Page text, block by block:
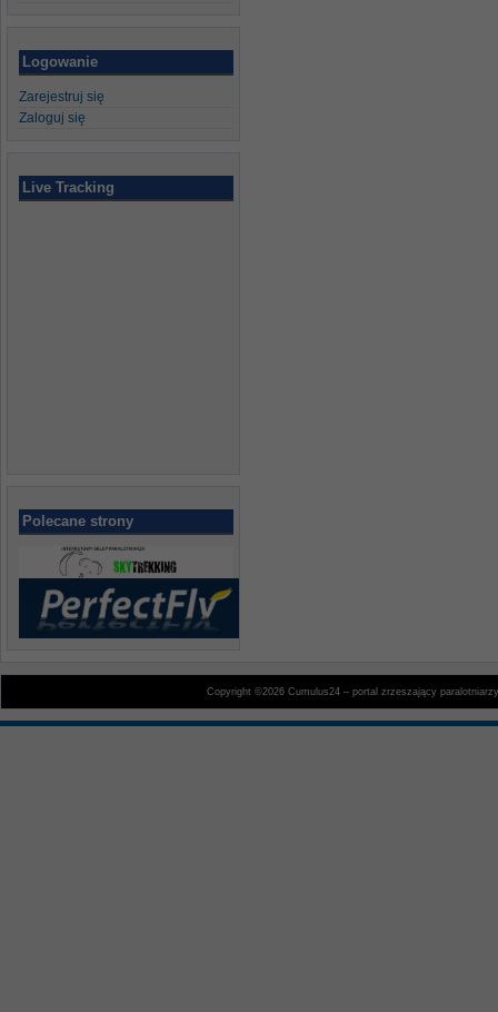
Logowanie
Zarejestruj się
Zaloguj się
Live Tracking
Polecane strony
Copyright ©2026 Cumulus24 – portal zrzeszający